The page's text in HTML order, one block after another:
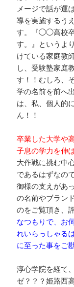
メージで話が運
導を実施するう
す。『◯◯高校
す。』というよ
けている家庭教
し、受験塾家庭
す！！むしろ、
学の名前を前へ
は、私、個人的
ん！！
卒業した大学や
子息の学力を伸
大作戦に挑む中
であるはずなの
御様の支えがあ
の名前やブラン
のをご覧頂き、
なつもりで、お
れいらっしゃる
に至った事をご
淳心学院を経て
ゼ？？？姫路西